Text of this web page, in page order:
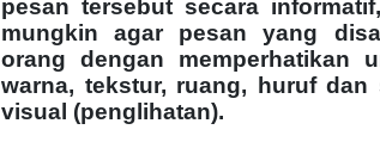
pesan tersebut secara
mungkin agar pesan yang
orang dengan memperhatikan
warna, tekstur, ruang, huruf
visual (penglihatan).